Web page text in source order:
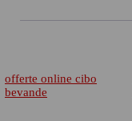
offerte online cibo
bevande